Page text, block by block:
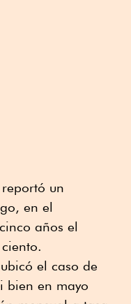
un
en el
años el
el caso de
bien en mayo